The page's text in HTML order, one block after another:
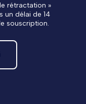
rétractation »
un délai de 14
souscription.